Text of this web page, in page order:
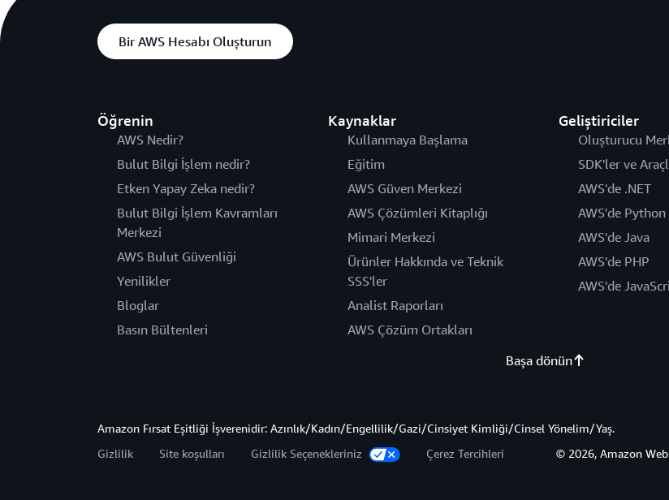
Bir AWS Hesabı Oluşturun
Öğrenin
AWS Nedir?
Bulut Bilgi İşlem nedir?
Etken Yapay Zeka nedir?
Bulut Bilgi İşlem Kavramları
Merkezi
AWS Bulut Güvenliği
Yenilikler
Bloglar
Basın Bültenleri
Kaynaklar
Kullanmaya Başlama
Eğitim
AWS Güven Merkezi
AWS Çözümleri Kitaplığı
Mimari Merkezi
Ürünler Hakkında ve Teknik
SSS'ler
Analist Raporları
AWS Çözüm Ortakları
Geliştiriciler
Oluşturucu
SDK'ler ve
AWS'de .NET
AWS'de Python
AWS'de Java
AWS'de PHP
AWS'de
Başa dönün
Amazon Fırsat Eşitliği İşverenidir: Azınlık/Kadın/Engellilik/Gazi/Cinsiyet Kimliği/Cinsel Yönelim/Yaş.
Gizlilik
Site koşulları Gizlilik Seçenekleriniz Çerez Tercihleri © 2026, Amazon Web